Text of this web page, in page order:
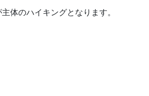
体のハイキングとなります。